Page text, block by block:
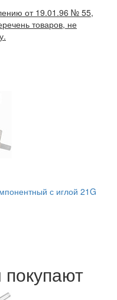
от 19.01.96 № 55,
товаров, не
с иглой 21G